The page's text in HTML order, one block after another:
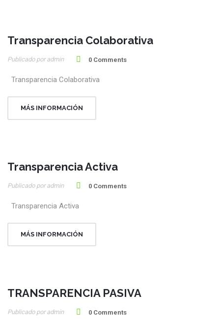
28
Jul
Transparencia Colaborativa
Publicado por admin 0 Comments
Transparencia Colaborativa
MÁS INFORMACIÓN
28
Jul
Transparencia Activa
Publicado por admin 0 Comments
Transparencia Activa
MÁS INFORMACIÓN
20
Ene
TRANSPARENCIA PASIVA
Publicado por admin 0 Comments